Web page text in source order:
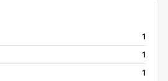
1
1
1